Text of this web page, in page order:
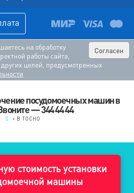
Согласен
на обработку
работы сайта,
целей, предусмотренных
посудомоечных машин в
— 344 44 44
> В ТОСНО
стоимость установки
машины